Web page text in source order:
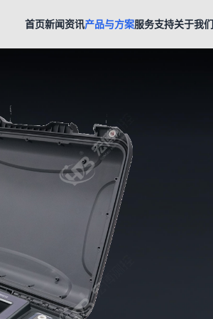
首页新闻资讯产品与方案服务支持关于我们